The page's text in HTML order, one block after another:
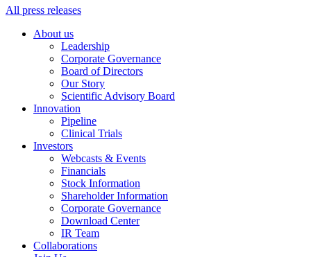
All press releases
About us
Leadership
Corporate Governance
Board of Directors
Our Story
Scientific Advisory Board
Innovation
Pipeline
Clinical Trials
Investors
Webcasts & Events
Financials
Stock Information
Shareholder Information
Corporate Governance
Download Center
IR Team
Collaborations